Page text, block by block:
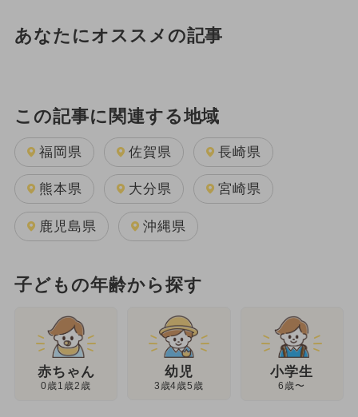
あなたにオススメの記事
この記事に関連する地域
福岡県 佐賀県 長崎県
熊本県 大分県 宮崎県
鹿児島県 沖縄県
子どもの年齢から探す
赤ちゃん
0歳1歳2歳
幼児
3歳4歳5歳
小学生
6歳〜